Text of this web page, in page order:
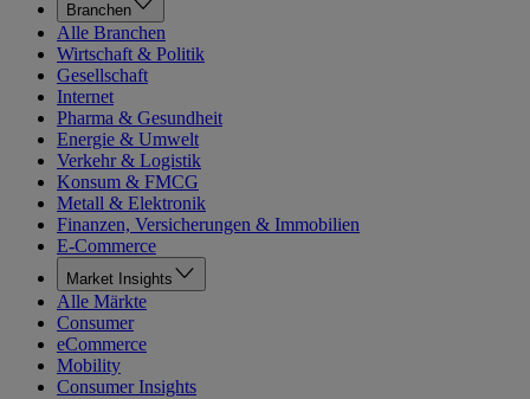
Branchen
Alle Branchen
Wirtschaft & Politik
Gesellschaft
Internet
Pharma & Gesundheit
Energie & Umwelt
Verkehr & Logistik
Konsum & FMCG
Metall & Elektronik
Finanzen, Versicherungen & Immobilien
E-Commerce
Market Insights
Alle Märkte
Consumer
eCommerce
Mobility
Consumer Insights